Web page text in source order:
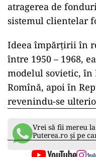
atragerea de
sistemul clientelar
Ideea împărțirii în
între 1950 – 1968,
modelul sovietic, în
Romînă, apoi în
revenindu-se
Vrei să fii mereu
Puterea.ro și pe